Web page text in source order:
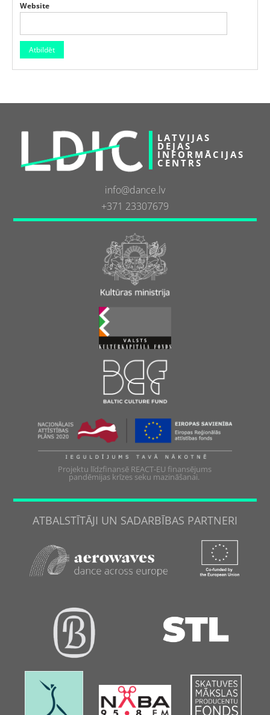
Website
LATVIJAS
DEJAS
INFORMĀCIJAS
CENTRS
info@dance.lv
+371 23307679
Projektu līdzfinansē REACT-EU finansējums
pandēmijas krīzes seku mazināšanai.
ATBALSTĪTĀJI UN SADARBĪBAS PARTNERI